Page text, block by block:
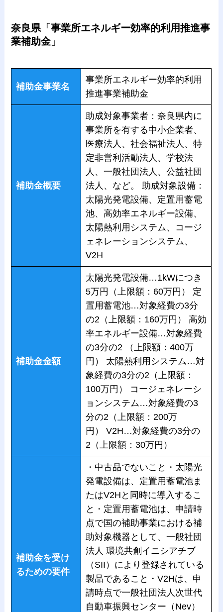
奈良県「事業所エネルギー効率的利用推進事
業補助金」
補助金事業名
事業所エネルギー効率的利用
推進事業補助金
補助金概要
助成対象事業者：奈良県内に
事業所を有する中小企業者、
医療法人、社会福祉法人、特
定非営利活動法人、学校法
人、一般社団法人、公益社団
法人、など。 助成対象設備：
太陽光発電設備、定置用蓄電
池、高効率エネルギー設備、
太陽熱利用システム、コージ
ェネレーションシステム、
V2H
補助金金額
太陽光発電設備…1kWにつき
5万円（上限額：60万円） 定
置用蓄電池…対象経費の3分
の2（上限額：160万円） 高効
率エネルギー設備…対象経費
の3分の2 （上限額：400万
円） 太陽熱利用システム…対
象経費の3分の2（上限額：
100万円） コージェネレーシ
ョンシステム…対象経費の3
分の2（上限額：200万
円） V2H…対象経費の3分の
2（上限額：30万円）
補助金を受け
るための要件
・中古品でないこと・太陽光
発電設備は、定置用蓄電池ま
たはV2Hと同時に導入するこ
と・定置用蓄電池は、申請時
点で国の補助事業における補
助対象機器として、一般社団
法人 環境共創イニシアチブ
（SII）により登録されている
製品であること・V2Hは、申
請時点で一般社団法人次世代
自動車振興センター（Nev）